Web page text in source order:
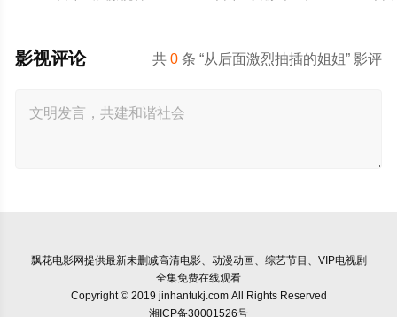
共0 条 “从后面激烈抽插的姐姐” 影评
影视评论
飘花电影网提供最新未删减高清电影、动漫动画、综艺节目、VIP电视剧
全集免费在线观看
Copyright © 2019 jinhantukj.com All Rights Reserved
湘ICP备30001526号